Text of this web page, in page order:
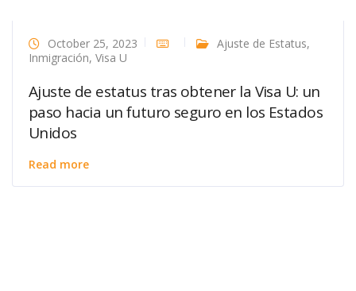
October 25, 2023 Ajuste de Estatus,
Inmigración, Visa U
Ajuste de estatus tras obtener la Visa U: un
paso hacia un futuro seguro en los Estados
Unidos
Read more